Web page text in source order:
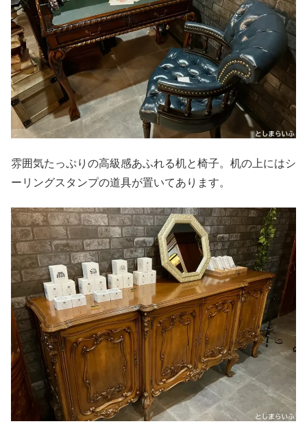
雰囲気たっぷりの高級感あふれる机と椅子。机の上にはシ
ーリングスタンプの道具が置いてあります。